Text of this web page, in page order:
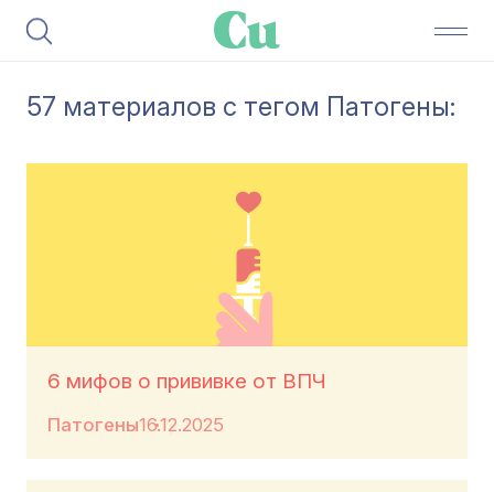
57 материалов с тегом Патогены:
6 мифов о прививке от ВПЧ
Патогены16.12.2025